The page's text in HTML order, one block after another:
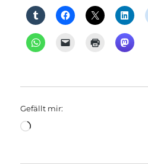
Gefällt mir:
Wird